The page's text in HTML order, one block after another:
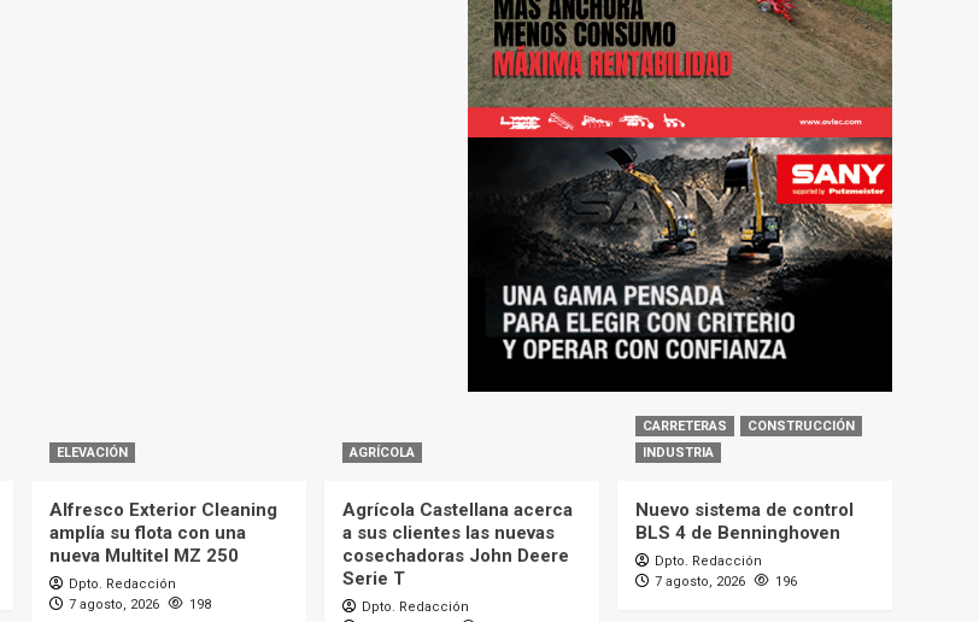
ELEVACIÓN
Alfresco Exterior Cleaning
amplía su flota con una
nueva Multitel MZ 250
Dpto. Redacción
7 agosto, 2026
198
AGRÍCOLA
Agrícola Castellana acerca
a sus clientes las nuevas
cosechadoras John Deere
Serie T
Dpto. Redacción
CARRETERAS
CONSTRUCCIÓN
INDUSTRIA
Nuevo sistema de control
BLS 4 de Benninghoven
Dpto. Redacción
7 agosto, 2026
196